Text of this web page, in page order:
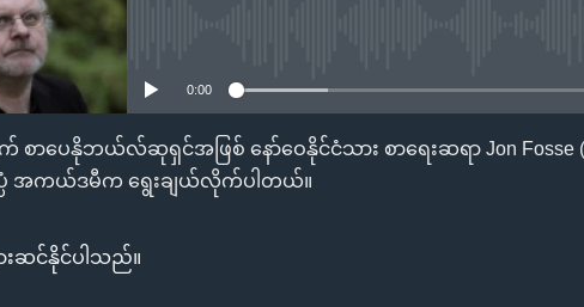
0:00
စာပေနိုဘယ်လ်ဆုရှင်အဖြစ် နော်ဝေနိုင်ငံသား စာရေးဆရာ Jon
ပံ အကယ်ဒမီက ရွေးချယ်လိုက်ပါတယ်။
းဆင်နိုင်ပါသည်။